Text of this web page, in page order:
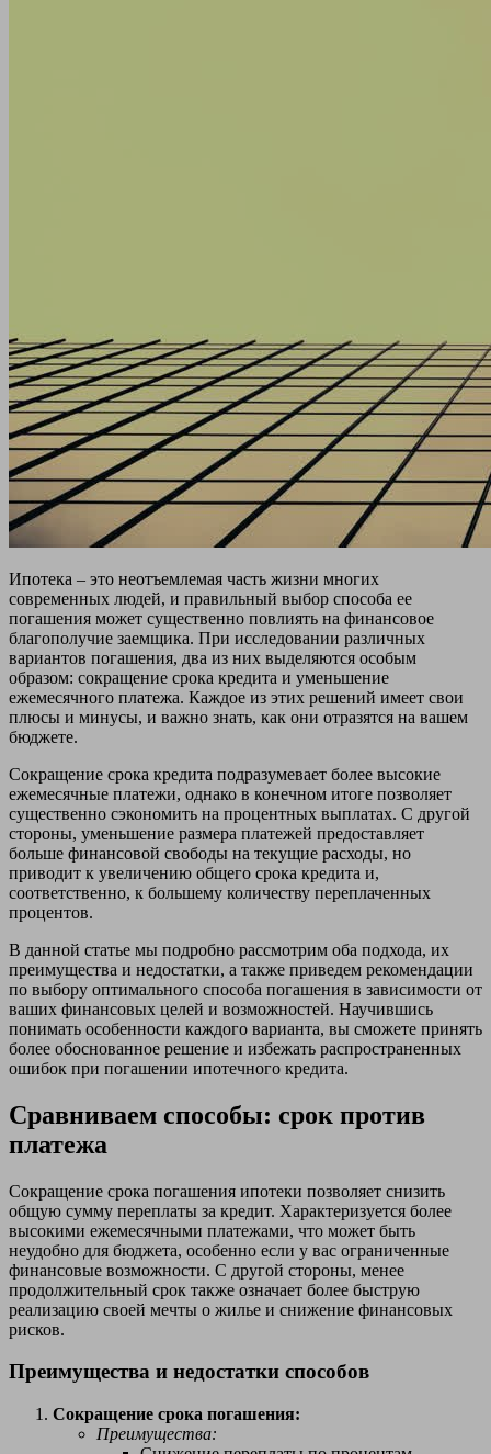
Ипотека – это неотъемлемая часть жизни многих
современных людей, и правильный выбор способа ее
погашения может существенно повлиять на финансовое
благополучие заемщика. При исследовании различных
вариантов погашения, два из них выделяются особым
образом: сокращение срока кредита и уменьшение
ежемесячного платежа. Каждое из этих решений имеет свои
плюсы и минусы, и важно знать, как они отразятся на вашем
бюджете.
Сокращение срока кредита подразумевает более высокие
ежемесячные платежи, однако в конечном итоге позволяет
существенно сэкономить на процентных выплатах. С другой
стороны, уменьшение размера платежей предоставляет
больше финансовой свободы на текущие расходы, но
приводит к увеличению общего срока кредита и,
соответственно, к большему количеству переплаченных
процентов.
В данной статье мы подробно рассмотрим оба подхода, их
преимущества и недостатки, а также приведем рекомендации
по выбору оптимального способа погашения в зависимости от
ваших финансовых целей и возможностей. Научившись
понимать особенности каждого варианта, вы сможете принять
более обоснованное решение и избежать распространенных
ошибок при погашении ипотечного кредита.
Сравниваем способы: срок против
платежа
Сокращение срока погашения ипотеки позволяет снизить
общую сумму переплаты за кредит. Характеризуется более
высокими ежемесячными платежами, что может быть
неудобно для бюджета, особенно если у вас ограниченные
финансовые возможности. С другой стороны, менее
продолжительный срок также означает более быструю
реализацию своей мечты о жилье и снижение финансовых
рисков.
Преимущества и недостатки способов
Сокращение срока погашения:
Преимущества: